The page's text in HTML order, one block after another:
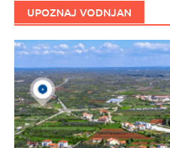
UPOZNAJ VODNJAN